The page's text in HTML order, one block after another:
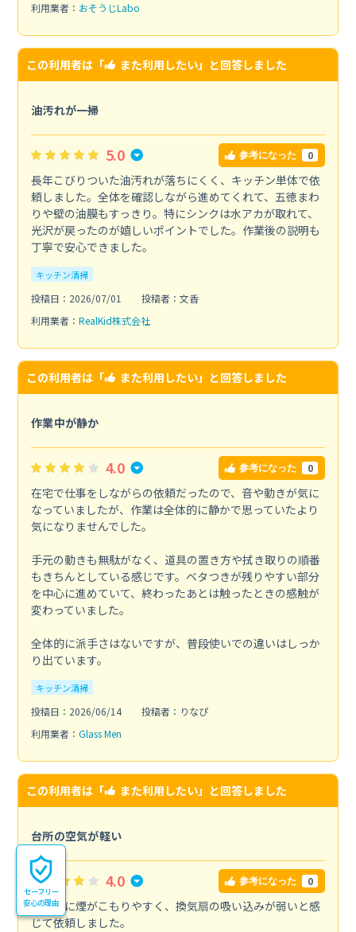
利用業者： おそうじLabo
この利用者は「 また利用したい」と回答しました
油汚れが一掃
5.0 参考になった 0
長年こびりついた油汚れが落ちにくく、キッチン単体で依
頼しました。全体を確認しながら進めてくれて、五徳まわ
りや壁の油膜もすっきり。特にシンクは水アカが取れて、
光沢が戻ったのが嬉しいポイントでした。作業後の説明も
丁寧で安心できました。
キッチン清掃
投稿日：2026/07/01
投稿者：文香
利用業者： RealKid株式会社
この利用者は「 また利用したい」と回答しました
作業中が静か
4.0 参考になった 0
在宅で仕事をしながらの依頼だったので、音や動きが気に
なっていましたが、作業は全体的に静かで思っていたより
気になりませんでした。
手元の動きも無駄がなく、道具の置き方や拭き取りの順番
もきちんとしている感じです。ベタつきが残りやすい部分
を中心に進めていて、終わったあとは触ったときの感触が
変わっていました。
全体的に派手さはないですが、普段使いでの違いはしっか
り出ています。
キッチン清掃
投稿日：2026/06/14
投稿者：りなぴ
利用業者： Glass Men
この利用者は「 また利用したい」と回答しました
台所の空気が軽い
4.0 参考になった 0
料理中に煙がこもりやすく、換気扇の吸い込みが弱いと感
じて依頼しました。
セーフリー
安心の理由